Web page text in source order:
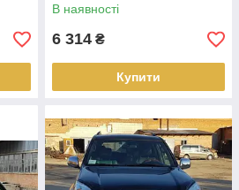
В наявності
6 314 ₴
Купити